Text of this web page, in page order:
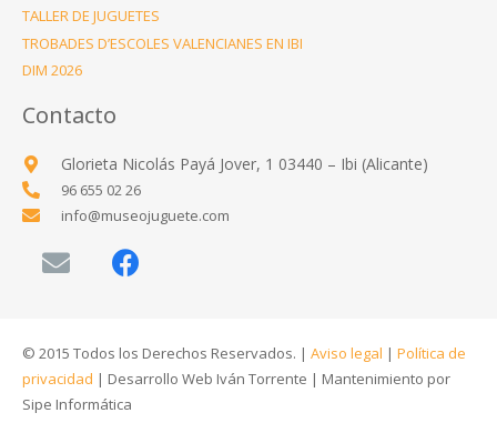
TALLER DE JUGUETES
TROBADES D’ESCOLES VALENCIANES EN IBI
DIM 2026
Contacto
Glorieta Nicolás Payá Jover, 1 03440 – Ibi (Alicante)
96 655 02 26
info@museojuguete.com
© 2015 Todos los Derechos Reservados. | Aviso legal | Política de
privacidad | Desarrollo Web Iván Torrente | Mantenimiento por
Sipe Informática